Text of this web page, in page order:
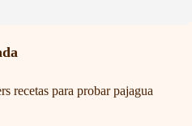
recetas para probar pajagua